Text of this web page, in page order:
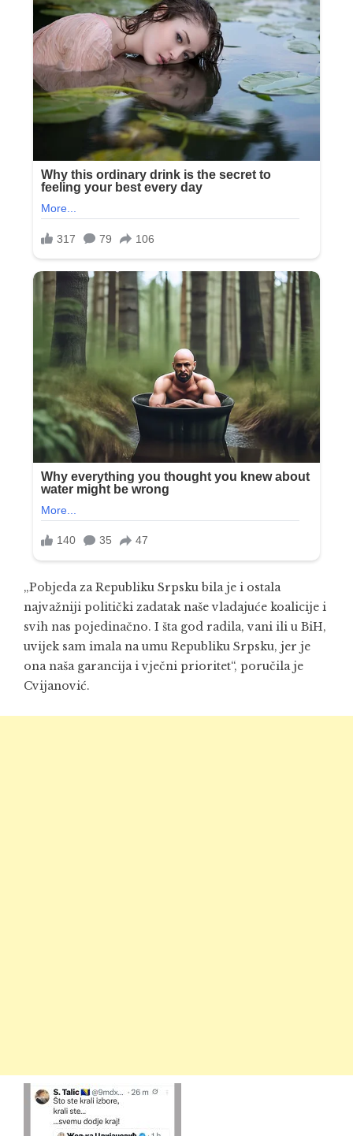
„Pobjeda za Republiku Srpsku bila je i ostala
najvažniji politički zadatak naše vladajuće koalicije i
svih nas pojedinačno. I šta god radila, vani ili u BiH,
uvijek sam imala na umu Republiku Srpsku, jer je
ona naša garancija i vječni prioritet“, poručila je
Cvijanović.